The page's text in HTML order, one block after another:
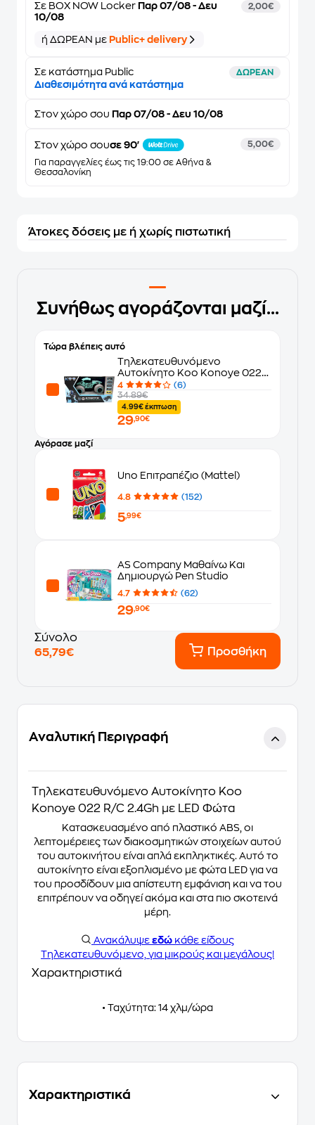
Σε BOX NOW Locker Παρ 07/08 - Δευ
10/08
2,00€
ή ΔΩΡΕΑΝ με Public+ delivery
Σε κατάστημα Public ΔΩΡΕΑΝ
Διαθεσιμότητα ανά κατάστημα
Στον χώρο σου Παρ 07/08 - Δευ 10/08
Στον χώρο σουσε 90'
Για παραγγελίες έως τις 19:00 σε Αθήνα &
Θεσσαλονίκη
5,00€
Άτοκες δόσεις με ή χωρίς πιστωτική
Συνήθως αγοράζονται μαζί...
Τώρα βλέπεις αυτό
Τηλεκατευθυνόμενο
Αυτοκίνητο Koo Konoye 022
R/C 2.4Gh με LED Φώτα
4
(6)
34.89€
4.99€ έκπτωση
29,90€
Αγόρασε μαζί
Uno Επιτραπέζιο (Mattel)
4.8 (152)
5,99€
AS Company Μαθαίνω Και
Δημιουργώ Pen Studio
4.7 (62)
29,90€
Σύνολο
65,79€
Προσθήκη
Αναλυτική Περιγραφή
Τηλεκατευθυνόμενο Αυτοκίνητο Koo
Konoye 022 R/C 2.4Gh με LED Φώτα
Κατασκευασμένο από πλαστικό ABS, οι
λεπτομέρειες των διακοσμητικών στοιχείων αυτού
του αυτοκινήτου είναι απλά εκπληκτικές. Αυτό το
αυτοκίνητο είναι εξοπλισμένο με φώτα LED για να
του προσδίδουν μια απίστευτη εμφάνιση και να του
επιτρέπουν να οδηγεί ακόμα και στα πιο σκοτεινά
μέρη.
Ανακάλυψε εδώ κάθε είδους
Τηλεκατευθυνόμενο, για μικρούς και μεγάλους!
Χαρακτηριστικά
• Ταχύτητα: 14 χλμ/ώρα
Χαρακτηριστικά